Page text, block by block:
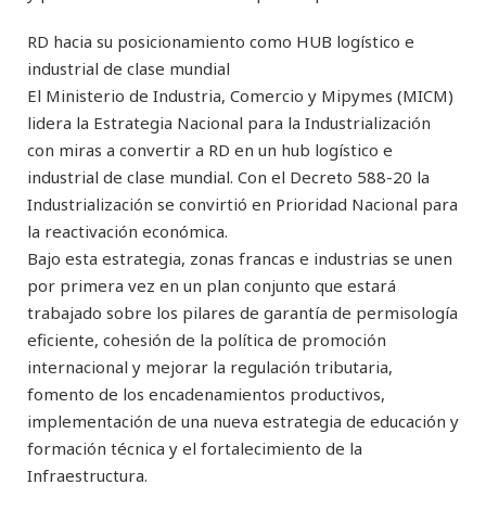
RD hacia su posicionamiento como HUB logístico e
industrial de clase mundial
El Ministerio de Industria, Comercio y Mipymes (MICM)
lidera la Estrategia Nacional para la Industrialización
con miras a convertir a RD en un hub logístico e
industrial de clase mundial. Con el Decreto 588-20 la
Industrialización se convirtió en Prioridad Nacional para
la reactivación económica.
Bajo esta estrategia, zonas francas e industrias se unen
por primera vez en un plan conjunto que estará
trabajado sobre los pilares de garantía de permisología
eficiente, cohesión de la política de promoción
internacional y mejorar la regulación tributaria,
fomento de los encadenamientos productivos,
implementación de una nueva estrategia de educación y
formación técnica y el fortalecimiento de la
Infraestructura.